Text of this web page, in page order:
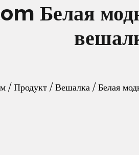
Белая
/ Продукт / Вешалка / Белая